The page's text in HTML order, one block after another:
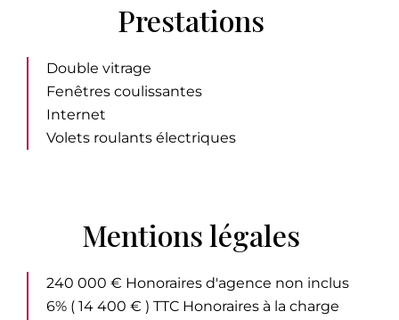
Prestations
Double vitrage
Fenêtres coulissantes
Internet
Volets roulants électriques
Mentions légales
240 000 € Honoraires d'agence non inclus
6% ( 14 400 € ) TTC Honoraires à la charge